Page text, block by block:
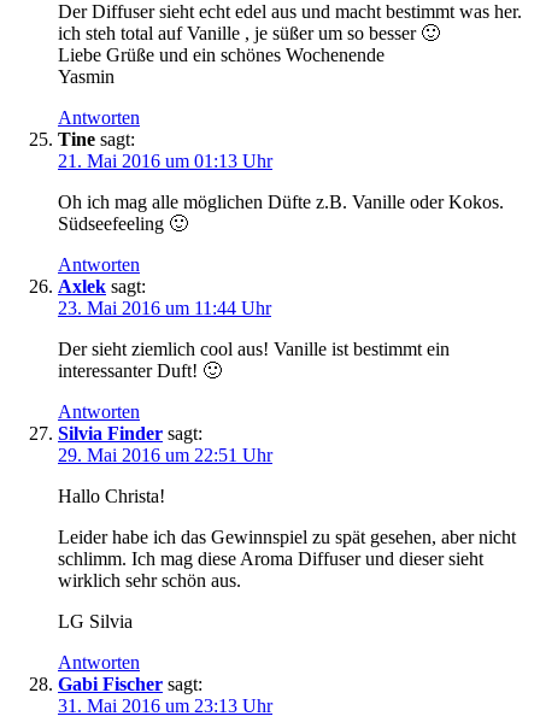
Der Diffuser sieht echt edel aus und macht bestimmt was her.
ich steh total auf Vanille , je süßer um so besser 🙂
Liebe Grüße und ein schönes Wochenende
Yasmin
Antworten
Tine sagt:
21. Mai 2016 um 01:13 Uhr
Oh ich mag alle möglichen Düfte z.B. Vanille oder Kokos.
Südseefeeling 🙂
Antworten
Axlek sagt:
23. Mai 2016 um 11:44 Uhr
Der sieht ziemlich cool aus! Vanille ist bestimmt ein
interessanter Duft! 🙂
Antworten
Silvia Finder sagt:
29. Mai 2016 um 22:51 Uhr
Hallo Christa!
Leider habe ich das Gewinnspiel zu spät gesehen, aber nicht
schlimm. Ich mag diese Aroma Diffuser und dieser sieht
wirklich sehr schön aus.
LG Silvia
Antworten
Gabi Fischer sagt:
31. Mai 2016 um 23:13 Uhr